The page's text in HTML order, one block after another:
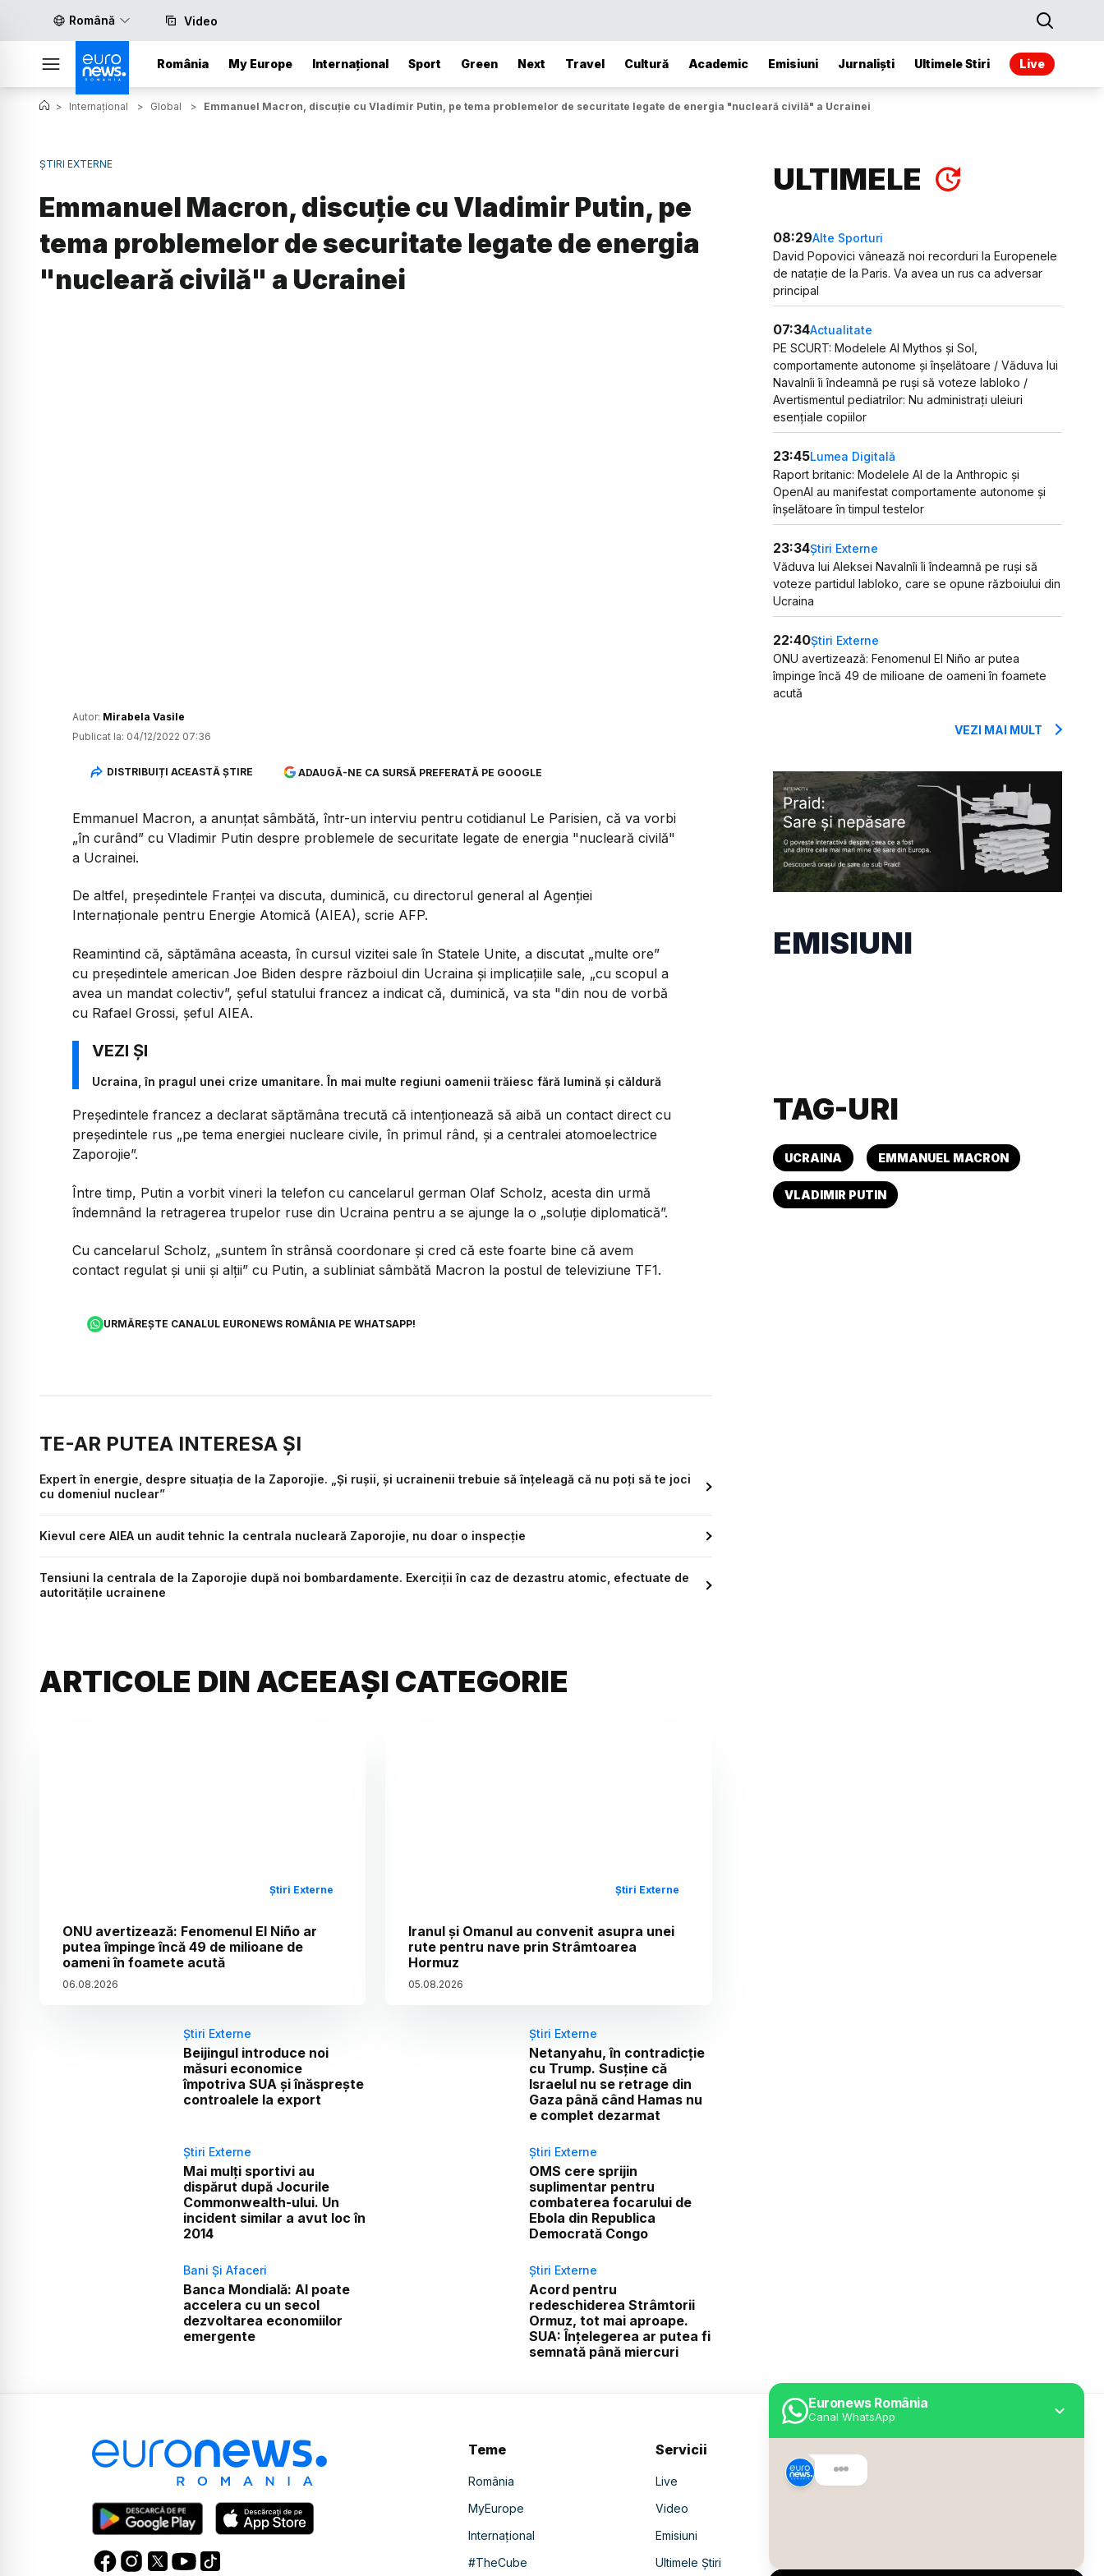
Română Video
România My Europe Internațional Sport Green Next Travel Cultură Academic Emisiuni Jurnaliști Ultimele Stiri Live
Euronews România
Canal WhatsApp
> Internațional > Global > Emmanuel Macron, discuție cu Vladimir Putin, pe tema problemelor de securitate legate de energia "nucleară civilă" a Ucrainei
ȘTIRI EXTERNE
Emmanuel Macron, discuție cu Vladimir Putin, pe
tema problemelor de securitate legate de energia
"nucleară civilă" a Ucrainei
Autor: Mirabela Vasile
Publicat la: 04/12/2022 07:36
DISTRIBUIȚI ACEASTĂ ȘTIRE ADAUGĂ-NE CA SURSĂ PREFERATĂ PE GOOGLE
Emmanuel Macron, a anunţat sâmbătă, într-un interviu pentru cotidianul Le Parisien, că va vorbi
„în curând” cu Vladimir Putin despre problemele de securitate legate de energia "nucleară civilă"
a Ucrainei.
De altfel, președintele Franței va discuta, duminică, cu directorul general al Agenţiei
Internaţionale pentru Energie Atomică (AIEA), scrie AFP.
Reamintind că, săptămâna aceasta, în cursul vizitei sale în Statele Unite, a discutat „multe ore”
cu preşedintele american Joe Biden despre războiul din Ucraina şi implicaţiile sale, „cu scopul a
avea un mandat colectiv”, şeful statului francez a indicat că, duminică, va sta "din nou de vorbă
cu Rafael Grossi, şeful AIEA.
Ucraina, în pragul unei crize umanitare. În mai multe regiuni oamenii trăiesc fără lumină și căldură
Preşedintele francez a declarat săptămâna trecută că intenţionează să aibă un contact direct cu
preşedintele rus „pe tema energiei nucleare civile, în primul rând, şi a centralei atomoelectrice
Zaporojie”.
Între timp, Putin a vorbit vineri la telefon cu cancelarul german Olaf Scholz, acesta din urmă
îndemnând la retragerea trupelor ruse din Ucraina pentru a se ajunge la o „soluţie diplomatică”.
Cu cancelarul Scholz, „suntem în strânsă coordonare şi cred că este foarte bine că avem
contact regulat şi unii şi alţii” cu Putin, a subliniat sâmbătă Macron la postul de televiziune TF1.
URMĂREȘTE CANALUL EURONEWS ROMÂNIA PE WHATSAPP!
TE-AR PUTEA INTERESA ȘI
Expert în energie, despre situația de la Zaporojie. „Și rușii, și ucrainenii trebuie să înțeleagă că nu poți să te joci
cu domeniul nuclear”
Kievul cere AIEA un audit tehnic la centrala nucleară Zaporojie, nu doar o inspecţie
Tensiuni la centrala de la Zaporojie după noi bombardamente. Exerciții în caz de dezastru atomic, efectuate de
autoritățile ucrainene
ARTICOLE DIN ACEEAȘI CATEGORIE
Știri Externe
ONU avertizează: Fenomenul El Niño ar
putea împinge încă 49 de milioane de
oameni în foamete acută
06.08.2026
Știri Externe
Iranul și Omanul au convenit asupra unei
rute pentru nave prin Strâmtoarea
Hormuz
05.08.2026
Știri Externe
Beijingul introduce noi
măsuri economice
împotriva SUA și înăsprește
controalele la export
Știri Externe
Netanyahu, în contradicție
cu Trump. Susține că
Israelul nu se retrage din
Gaza până când Hamas nu
e complet dezarmat
Știri Externe
Mai mulți sportivi au
dispărut după Jocurile
Commonwealth-ului. Un
incident similar a avut loc în
2014
Știri Externe
OMS cere sprijin
suplimentar pentru
combaterea focarului de
Ebola din Republica
Democrată Congo
Bani Și Afaceri
Banca Mondială: AI poate
accelera cu un secol
dezvoltarea economiilor
emergente
Știri Externe
Acord pentru
redeschiderea Strâmtorii
Ormuz, tot mai aproape.
SUA: Înțelegerea ar putea fi
semnată până miercuri
ULTIMELE
08:29Alte Sporturi
David Popovici vânează noi recorduri la Europenele
de natație de la Paris. Va avea un rus ca adversar
principal
07:34Actualitate
PE SCURT: Modelele AI Mythos și Sol,
comportamente autonome și înșelătoare / Văduva lui
Navalnîi îi îndeamnă pe ruși să voteze Iabloko /
Avertismentul pediatrilor: Nu administrați uleiuri
esențiale copiilor
23:45Lumea Digitală
Raport britanic: Modelele AI de la Anthropic și
OpenAI au manifestat comportamente autonome și
înșelătoare în timpul testelor
23:34Știri Externe
Văduva lui Aleksei Navalnîi îi îndeamnă pe ruși să
voteze partidul Iabloko, care se opune războiului din
Ucraina
22:40Știri Externe
ONU avertizează: Fenomenul El Niño ar putea
împinge încă 49 de milioane de oameni în foamete
acută
VEZI MAI MULT
EMISIUNI
TAG-URI
UCRAINA EMMANUEL MACRON
VLADIMIR PUTIN
Teme
România
MyEurope
Internațional
#TheCube
Servicii
Live
Video
Emisiuni
Ultimele Știri
Despre Euronews